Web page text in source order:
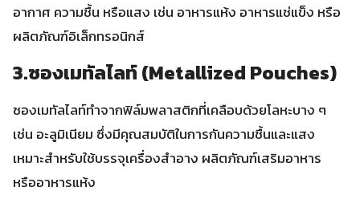
อากาศ ความชื้น หรือแสง เช่น อาหารแห้ง อาหารแช่แข็ง หรือ
ผลิตภัณฑ์อิเล็กทรอนิกส์
3.ซองเมทัลไลท์ (Metallized Pouches)
ซองเมทัลไลท์ทำจากฟิล์มพลาสติกที่เคลือบด้วยโลหะบาง ๆ
เช่น อะลูมิเนียม ซึ่งมีคุณสมบัติในการกันความชื้นและแสง
เหมาะสำหรับใช้บรรจุเครื่องสำอาง ผลิตภัณฑ์เสริมอาหาร
หรืออาหารแห้ง